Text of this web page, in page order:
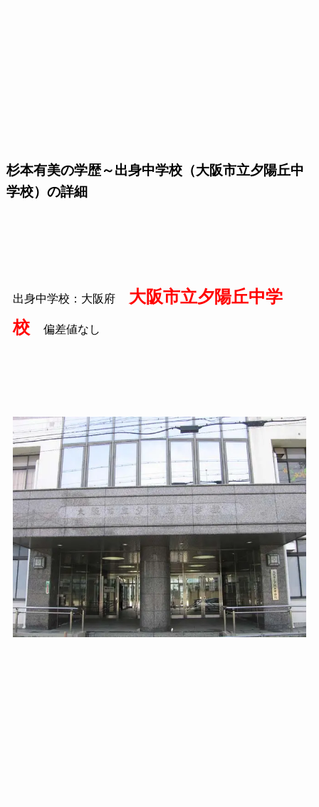
杉本有美の学歴～出身中学校（大阪市立夕陽丘中
学校）の詳細
出身中学校：大阪府
大阪市立夕陽丘中学
校
偏差値なし